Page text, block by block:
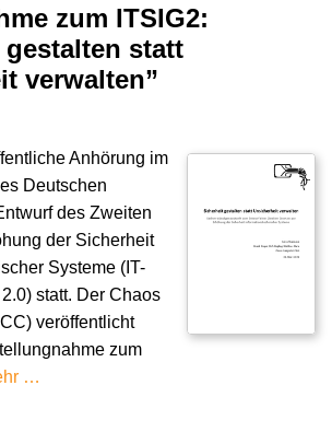
zum ITSIG2:
gestalten statt
verwalten”
Anhörung im
Deutschen
des Zweiten
der Sicherheit
Systeme (IT-
statt. Der Chaos
veröffentlicht
zum
…